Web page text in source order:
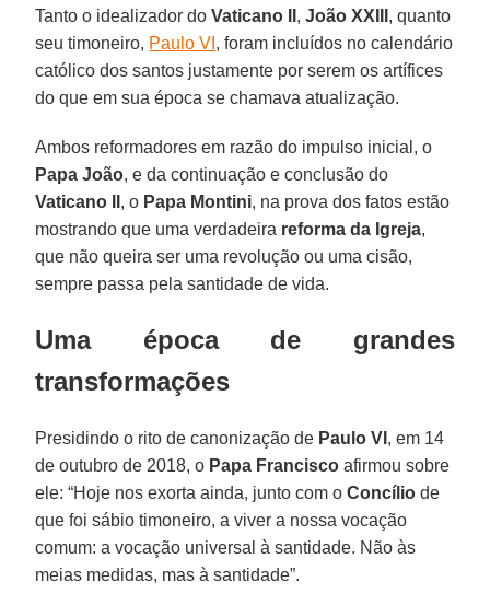
Tanto o idealizador doVaticano II ,João XXIII , quanto
seu timoneiro, Paulo VI , foram incluídos no calendário
católico dos santos justamente por serem os artífices
do que em sua época se chamava atualização.
Ambos reformadores em razão do impulso inicial, o
Papa João, e da continuação e conclusão do
Vaticano II , o Papa Montini, na prova dos fatos estão
mostrando que uma verdadeira reforma da Igreja,
que não queira ser uma revolução ou uma cisão,
sempre passa pela santidade de vida.
Uma época de grandes
transformações
Presidindo o rito de canonização de Paulo VI , em 14
de outubro de 2018, o Papa Francisco afirmou sobre
ele: “Hoje nos exorta ainda, junto com oConcílio de
que foi sábio timoneiro, a viver a nossa vocação
comum: a vocação universal à santidade. Não às
meias medidas, mas à santidade”.